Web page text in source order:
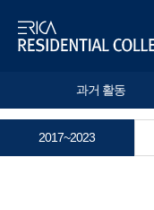
한양대학교
College센터
과거 활동
2017~2023